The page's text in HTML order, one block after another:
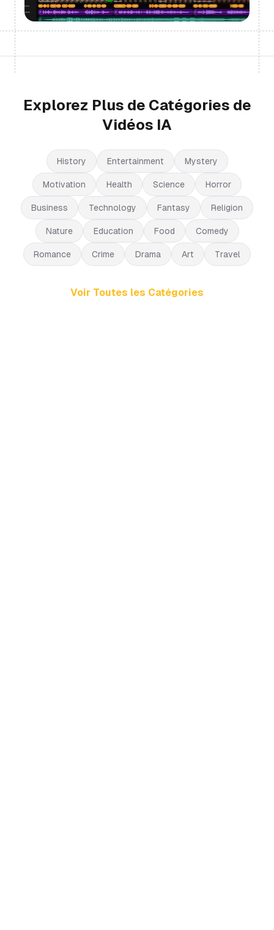
Explorez Plus de Catégories de
Vidéos IA
History Entertainment Mystery
Motivation Health Science Horror
Business Technology Fantasy Religion
Nature Education Food Comedy
Romance Crime Drama Art Travel
Voir Toutes les Catégories